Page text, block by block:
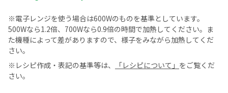
※電子レンジを使う場合は600Wのものを基準としています。
500Wなら1.2倍、700Wなら0.9倍の時間で加熱してください。ま
た機種によって差がありますので、様子をみながら加熱してくだ
さい。
※レシピ作成・表記の基準等は、
「レシピについて」 をご覧くだ
さい。